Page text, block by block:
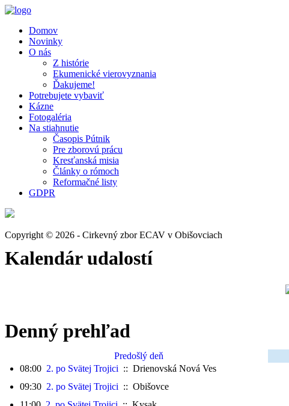
Domov
Novinky
O nás
Z histórie
Ekumenické vierovyznania
Ďakujeme!
Potrebujete vybaviť
Kázne
Fotogaléria
Na stiahnutie
Časopis Pútnik
Pre zborovú prácu
Kresťanská misia
Články o rómoch
Reformačné listy
GDPR
Copyright © 2026 - Cirkevný zbor ECAV v Obišovciach
Kalendár udalostí
Denný prehľad
Predošlý deň
08:00 2. po Svätej Trojici :: Drienovská Nová Ves
09:30 2. po Svätej Trojici :: Obišovce